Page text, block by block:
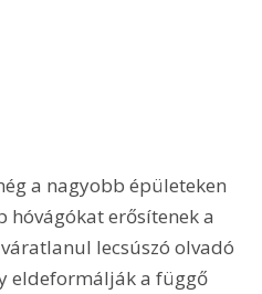
hóvágókat erősítenek a
lecsúszó olvadó
eldeformálják a függő